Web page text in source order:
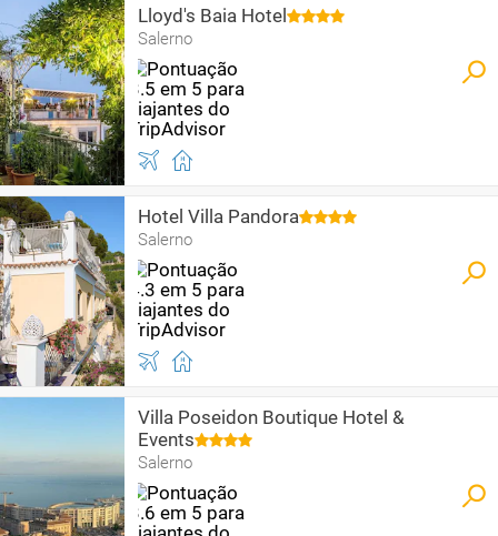
Lloyd's Baia Hotel
Salerno
Hotel Villa Pandora
Salerno
Villa Poseidon Boutique Hotel &
Events
Salerno